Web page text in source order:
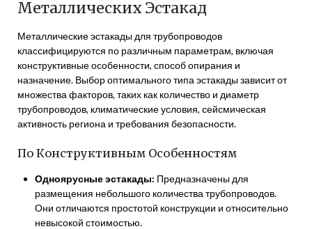
Металлических Эстакад
Металлические эстакады для трубопроводов
классифицируются по различным параметрам, включая
конструктивные особенности, способ опирания и
назначение. Выбор оптимального типа эстакады зависит от
множества факторов, таких как количество и диаметр
трубопроводов, климатические условия, сейсмическая
активность региона и требования безопасности.
По Конструктивным Особенностям
Одноярусные эстакады: Предназначены для
размещения небольшого количества трубопроводов.
Они отличаются простотой конструкции и относительно
невысокой стоимостью.